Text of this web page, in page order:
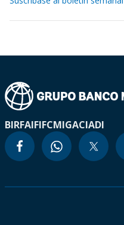
BIRFAIFIFCMIGACIADI